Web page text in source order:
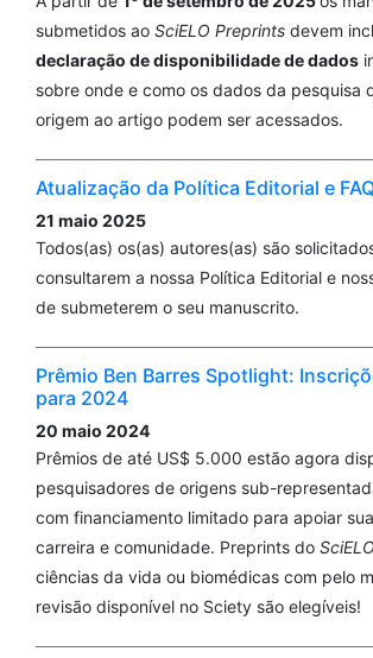
submetidos ao SciELO Preprints devem
declaração de disponibilidade de dados
sobre onde e como os dados da pesquisa
origem ao artigo podem ser acessados.
Atualização da Política Editorial e
21 maio 2025
Todos(as) os(as) autores(as) são
consultarem a nossa Política Editorial e
de submeterem o seu manuscrito.
Prêmio Ben Barres Spotlight:
para 2024
20 maio 2024
Prêmios de até US$ 5.000 estão agora
pesquisadores de origens sub-
com financiamento limitado para apoiar
carreira e comunidade. Preprints do
ciências da vida ou biomédicas com pelo
revisão disponível no Sciety são elegíveis!